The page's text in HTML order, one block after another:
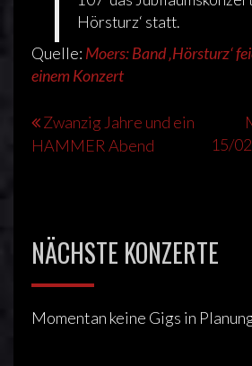
Hörsturz‘ statt.
Quelle: Moers: Band ‚Hörsturz‘
einem Konzert
Zwanzig Jahre und ein
HAMMER Abend
15/
NÄCHSTE KONZERTE
Momentan keine Gigs in